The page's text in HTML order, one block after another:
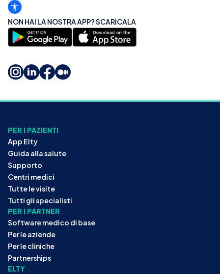
NON HAI LA NOSTRA APP? SCARICALA
PER I PAZIENTI
App Elty
Guida alla salute
Supporto
Centri medici
Tutte le visite
Tutti gli specialisti
PER I PARTNER
Software medico di base
Per le aziende
Per le cliniche
Partnerships
ELTY